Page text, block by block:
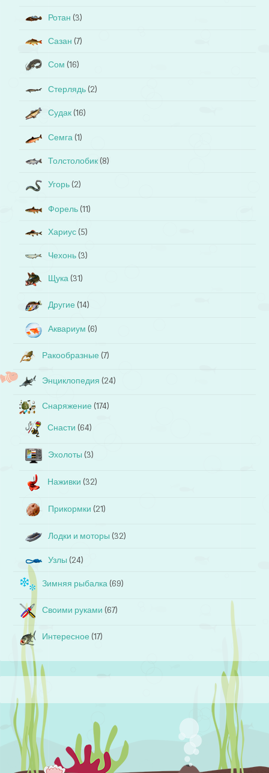
Ротан (3)
Сазан (7)
Сом (16)
Стерлядь (2)
Судак (16)
Семга (1)
Толстолобик (8)
Угорь (2)
Форель (11)
Хариус (5)
Чехонь (3)
Щука (31)
Другие (14)
Аквариум (6)
Ракообразные (7)
Энциклопедия (24)
Снаряжение (174)
Снасти (64)
Эхолоты (3)
Наживки (32)
Прикормки (21)
Лодки и моторы (32)
Узлы (24)
Зимняя рыбалка (69)
Своими руками (67)
Интересное (17)